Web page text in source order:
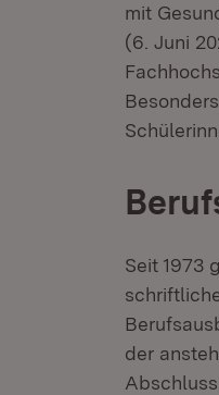
mit
(6. Juni
Seit 1973
der